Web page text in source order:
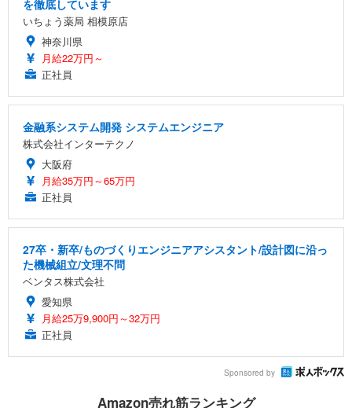
を徹底しています
いちょう薬局 相模原店
神奈川県
月給22万円～
正社員
金融系システム開発 システムエンジニア
株式会社インターテクノ
大阪府
月給35万円～65万円
正社員
27卒・新卒/ものづくりエンジニアアシスタント/設計図に沿っ
た機械組立/文理不問
ベンタス株式会社
愛知県
月給25万9,900円～32万円
正社員
Sponsored by
Amazon売れ筋ランキング